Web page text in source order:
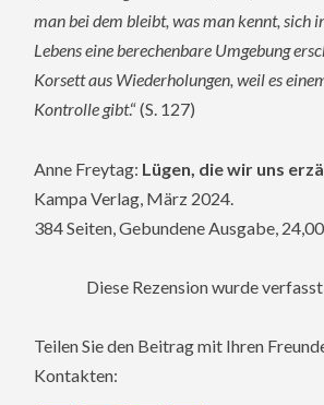
man bei dem bleibt, was man kennt, sich
Lebens eine berechenbare Umgebung
Korsett aus Wiederholungen, weil es
Kontrolle gibt.“ (S. 127)
Anne Freytag: Lügen, die wir uns
Kampa Verlag, März 2024.
384 Seiten, Gebundene Ausgabe, 24,00
Diese Rezension wurde
Teilen Sie den Beitrag mit Ihren
Kontakten: